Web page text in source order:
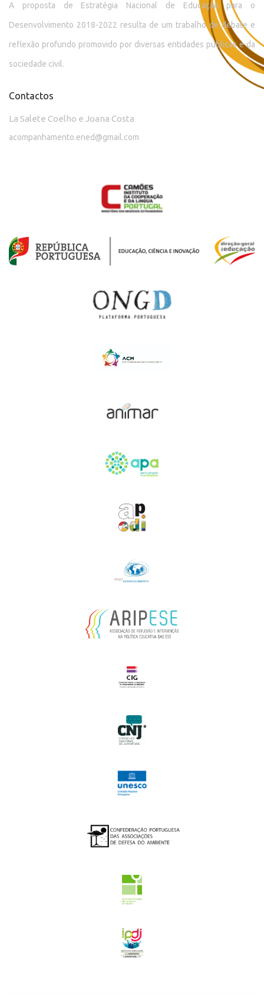
A proposta de Estratégia Nacional de Educação para o
Desenvolvimento 2018-2022 resulta de um trabalho de debate e
reflexão profundo promovido por diversas entidades públicas e da
sociedade civil.
Contactos
La Salete Coelho e Joana Costa
acompanhamento.ened@gmail.com